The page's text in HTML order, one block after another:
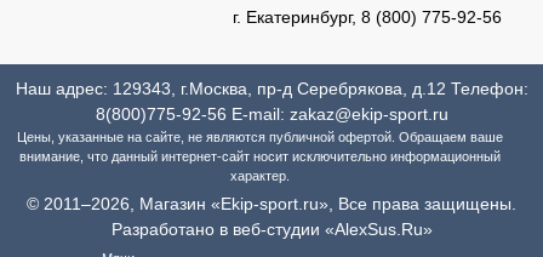
г. Екатеринбург, 8 (800) 775-92-56
Наш адрес: 129343, г.Москва, пр-д Серебрякова, д.12 Телефон:
8(800)775-92-56 E-mail: zakaz@ekip-sport.ru
Цены, указанные на сайте, не являются публичной офертой. Обращаем ваше
внимание, что данный интернет-сайт носит исключительно информационный
характер.
© 2011–2026, Магазин «Ekip-sport.ru», Все права защищены.
Разработано в веб-студии «AlexSus.Ru»